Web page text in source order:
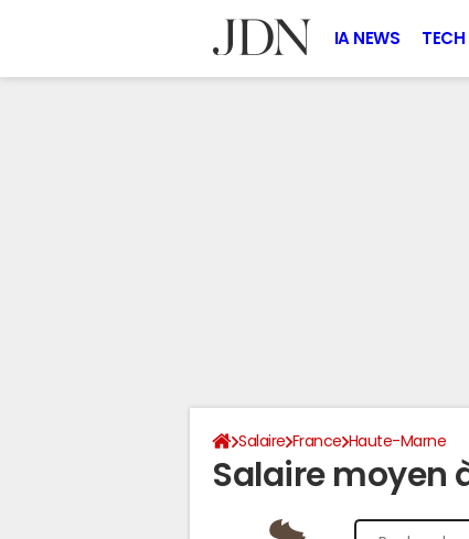
IA NEWS TECH
Salaire France Haute-Marne
Salaire moyen